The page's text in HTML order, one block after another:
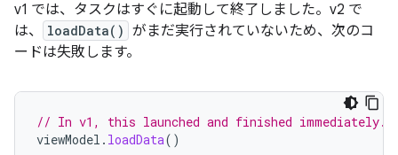
v1 では、タスクはすぐに起動して終了しました。v2 で
は、
loadData() がまだ実行されていないため、次のコ
ードは失敗します。
// In v1, this launched and finished immediately.
viewModel . loadData()